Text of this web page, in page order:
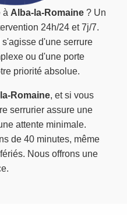
à Alba-la-Romaine ? Un
24h/24 et 7j/7.
d'une serrure
ou d'une porte
priorité absolue.
Romaine, et si vous
serrurier assure une
attente minimale.
de 40 minutes, même
Nous offrons une